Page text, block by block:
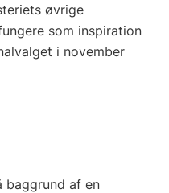
øvrige
som inspiration
i november
baggrund af en